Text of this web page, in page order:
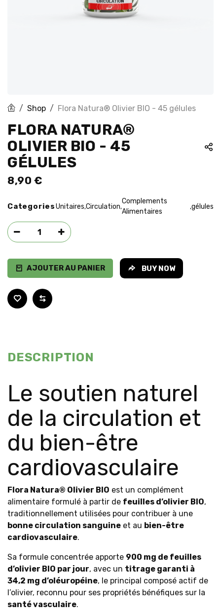
Shop Flora Natura® Olivier BIO - 45 gélules
FLORA NATURA®
OLIVIER BIO - 45
GÉLULES
8,90 €
CategoriesUnitaires,Circulation,
Complements
Alimentaires
,gélules
AJOUTER AU PANIER BUY NOW
DESCRIPTION
Le soutien naturel
de la circulation et
du bien-être
cardiovasculaire
Flora Natura® Olivier BIO est un complément
alimentaire formulé à partir de feuilles d’olivier BIO,
traditionnellement utilisées pour contribuer à une
bonne circulation sanguine et au bien-être
cardiovasculaire.
Sa formule concentrée apporte 900 mg de feuilles
d’olivier BIO par jour, avec un titrage garanti à
34,2 mg d’oléuropéine, le principal composé actif de
l’olivier, reconnu pour ses propriétés bénéfiques sur la
santé vasculaire.